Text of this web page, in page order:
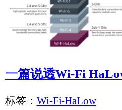
RS485总线协议转换器
Ethernet以太网协议转换器
5G/4G/GPRS协议转换器